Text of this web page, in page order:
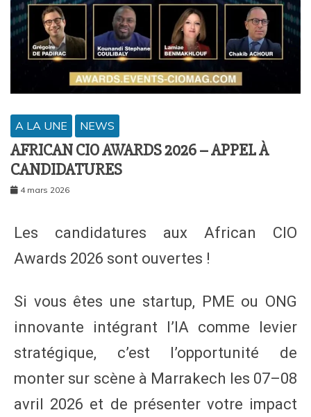
A LA UNE NEWS
AFRICAN CIO AWARDS 2026 – APPEL À
CANDIDATURES
4 mars 2026
Les candidatures aux African CIO
Awards 2026 sont ouvertes !
Si vous êtes une startup, PME ou ONG
innovante intégrant l’IA comme levier
stratégique, c’est l’opportunité de
monter sur scène à Marrakech les 07–08
avril 2026 et de présenter votre impact